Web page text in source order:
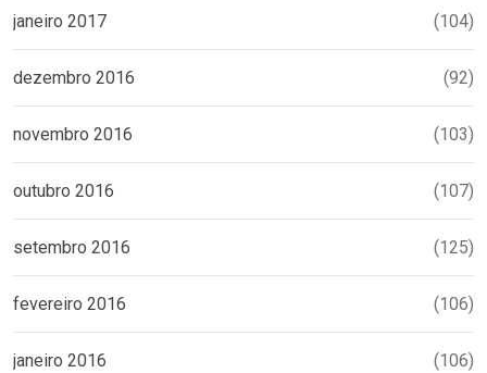
janeiro 2017 (104)
dezembro 2016 (92)
novembro 2016 (103)
outubro 2016 (107)
setembro 2016 (125)
fevereiro 2016 (106)
janeiro 2016 (106)